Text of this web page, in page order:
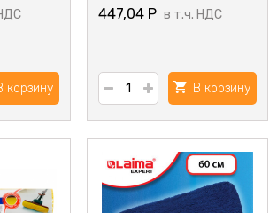
корзину
447,04 Р в т.ч. НДС
В корзину